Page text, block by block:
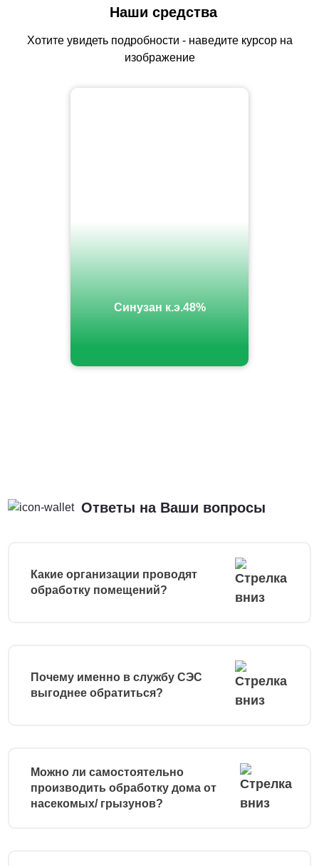
Наши средства
Хотите увидеть подробности - наведите курсор на
изображение
Синузан к.э.48%
Ответы на Ваши вопросы
Какие организации проводят
обработку помещений?
Почему именно в службу СЭС
выгоднее обратиться?
Можно ли самостоятельно
производить обработку дома от
насекомых/ грызунов?